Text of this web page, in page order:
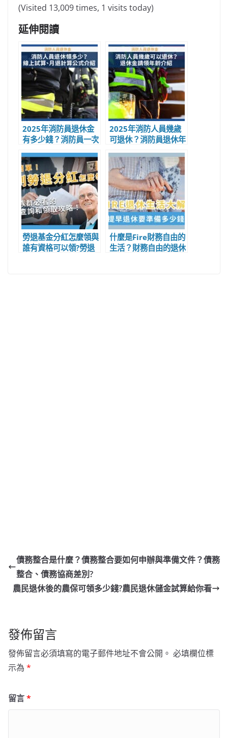
(Visited 13,009 times, 1 visits today)
延伸閱讀
2025年消防員退休金
有多少錢？消防員一次
領、月退退休金計算公
式
2025年消防人員幾歲
可退休？消防員退休年
齡與退休金請領年齡?
勞退基金分紅怎麼領與
誰有資格可以領?勞退
什麼是Fire財務自由的
生活？財務自由的退休
債務整合是什麼？債務整合要如何申辦與準備文件？債務
整合、債務協商差別?
農民退休後的農保可領多少錢?農民退休儲金試算給你看
發佈留言
發佈留言必須填寫的電子郵件地址不會公開。 必填欄位標
示為 *
留言*